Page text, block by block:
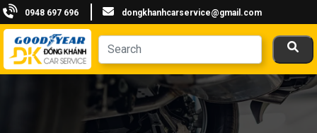
0948 697 696 dongkhanhcarservice@gmail.com